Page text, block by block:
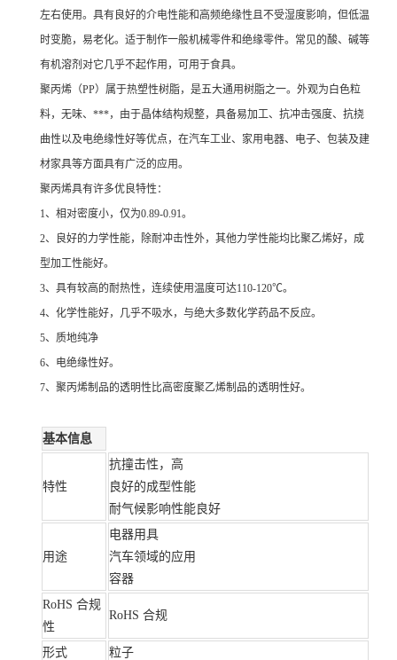
左右使用。具有良好的介电性能和高频绝缘性且不受湿度影响，但低温
时变脆，易老化。适于制作一般机械零件和绝缘零件。常见的酸、碱等
有机溶剂对它几乎不起作用，可用于食具。
聚丙烯（PP）属于热塑性树脂，是五大通用树脂之一。外观为白色粒
料，无味、***，由于晶体结构规整，具备易加工、抗冲击强度、抗挠
曲性以及电绝缘性好等优点，在汽车工业、家用电器、电子、包装及建
材家具等方面具有广泛的应用。
聚丙烯具有许多优良特性：
1、相对密度小，仅为0.89-0.91。
2、良好的力学性能，除耐冲击性外，其他力学性能均比聚乙烯好，成
型加工性能好。
3、具有较高的耐热性，连续使用温度可达110-120℃。
4、化学性能好，几乎不吸水，与绝大多数化学药品不反应。
5、质地纯净
6、电绝缘性好。
7、聚丙烯制品的透明性比高密度聚乙烯制品的透明性好。
基本信息
特性
抗撞击性，高
良好的成型性能
耐气候影响性能良好
用途
电器用具
汽车领域的应用
容器
RoHS 合规
性
RoHS 合规
形式
粒子